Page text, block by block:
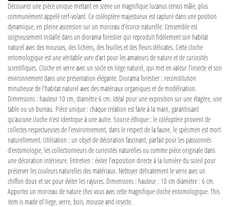
Découvrez une pièce unique mettant en scène un magnifique lucanus cervus mâle, plus
communément appelé cerf-volant. Ce coléoptère majestueux est capturé dans une position
dynamique, en pleine ascension sur un morceau d’écorce naturelle. L’ensemble est
soigneusement installé dans un diorama forestier qui reproduit fidèlement son habitat
naturel avec des mousses, des lichens, des feuilles et des fleurs délicates. Cette cloche
entomologique est une véritable uvre d’art pour les amateurs de nature et de curiosités
scientifiques. Cloche en verre avec un socle en liège naturel, qui met en valeur l’insecte et son
environnement dans une présentation élégante. Diorama forestier : reconstitution
minutieuse de l’habitat naturel avec des matériaux organiques et de modélisation.
Dimensions : hauteur 10 cm, diamètre 6 cm. Idéal pour une exposition sur une étagère, une
table ou un bureau. Pièce unique : chaque création est faite à la main, garantissant
qu’aucune cloche n’est identique à une autre. Source éthique : le coléoptère provient de
collectes respectueuses de l’environnement, dans le respect de la faune, le spécimen est mort
naturellement. Utilisation : un objet de décoration fascinant, parfait pour les passionnés
d’entomologie, les collectionneurs de curiosités naturelles ou comme pièce originale dans
une décoration intérieure. Entretien : éviter l’exposition directe à la lumière du soleil pour
préserver les couleurs naturelles des matériaux. Nettoyer délicatement le verre avec un
chiffon doux et sec pour éviter les rayures. Dimensions : hauteur : 10 cm diamètre : 6 cm.
Apportez un morceau de nature chez vous avec cette magnifique cloche entomologique. This
item is made of liege, verre, bois, mousse and insecte.